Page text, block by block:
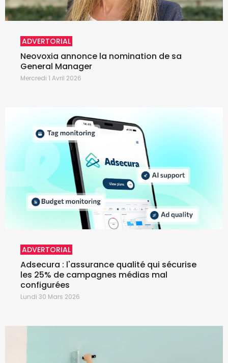
ADVERTORIAL
Neovoxia annonce la nomination de sa
General Manager
Mercredi 1 Avril 2026
ADVERTORIAL
Adsecura : l'assurance qualité qui sécurise
les 25% de campagnes médias mal
configurées
Lundi 30 Mars 2026